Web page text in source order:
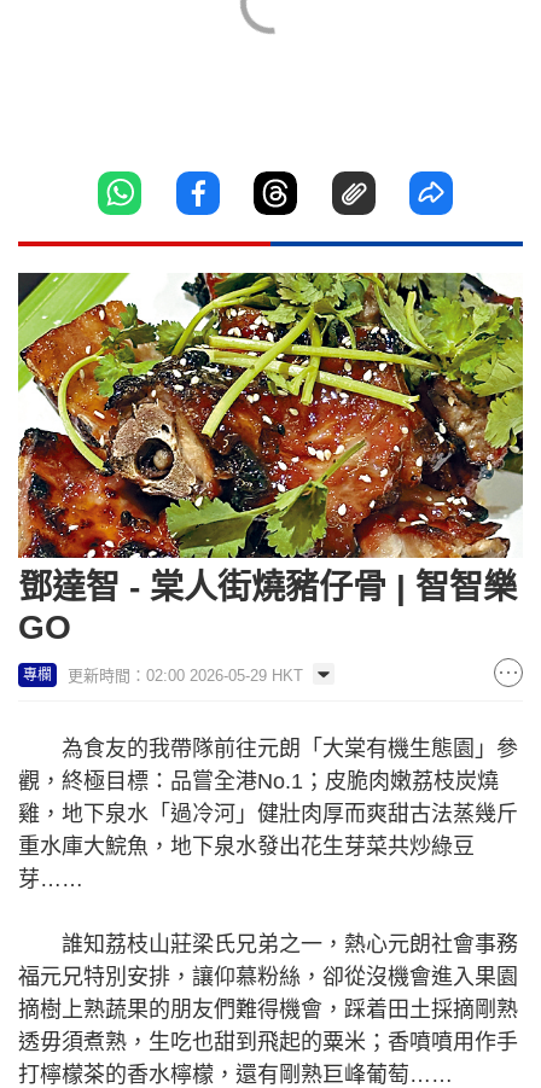
鄧達智 - 棠人街燒豬仔骨 | 智智樂
GO
專欄 更新時間：02:00 2026-05-29 HKT
為食友的我帶隊前往元朗「大棠有機生態園」參
觀，終極目標：品嘗全港No.1；皮脆肉嫩荔枝炭燒
雞，地下泉水「過冷河」健壯肉厚而爽甜古法蒸幾斤
重水庫大鯇魚，地下泉水發出花生芽菜共炒綠豆
芽……
誰知荔枝山莊梁氏兄弟之一，熱心元朗社會事務
福元兄特別安排，讓仰慕粉絲，卻從沒機會進入果園
摘樹上熟蔬果的朋友們難得機會，踩着田土採摘剛熟
透毋須煮熟，生吃也甜到飛起的粟米；香噴噴用作手
打檸檬茶的香水檸檬，還有剛熟巨峰葡萄……